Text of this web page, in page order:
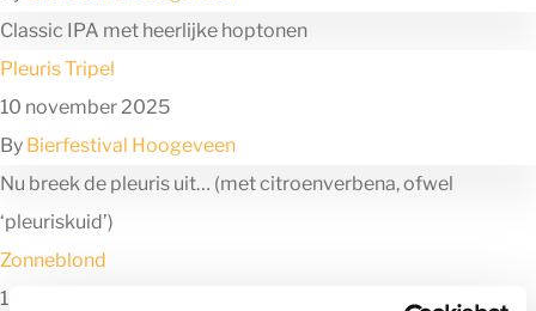
Classic IPA met heerlijke hoptonen
Pleuris Tripel
10 november 2025
By Bierfestival Hoogeveen
Nu breek de pleuris uit… (met citroenverbena, ofwel
‘pleuriskuid’)
Zonneblond
10 november 2025